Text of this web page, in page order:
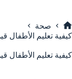
الرئيسية
صحة
كيفية تعليم الأطفال
كيفية تعليم الأطفال